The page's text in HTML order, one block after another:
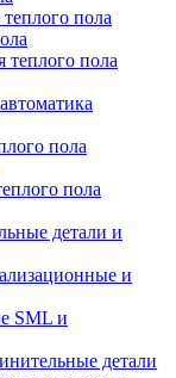
пола
пола
пола
пола
детали и
и
SML и
детали